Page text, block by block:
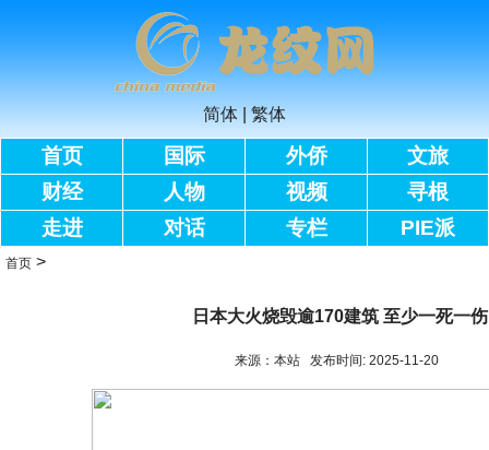
简体 繁体
首页 国际 外侨
文旅
财经
人物 视频
寻根
走进
对话 专栏 PIE派
首页 >
日本大火烧毁逾170建筑 至少一死一伤
来源：本站 发布时间: 2025-11-20